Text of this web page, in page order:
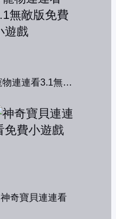
寵物連連看3.1無敵版
神奇寶貝連連看